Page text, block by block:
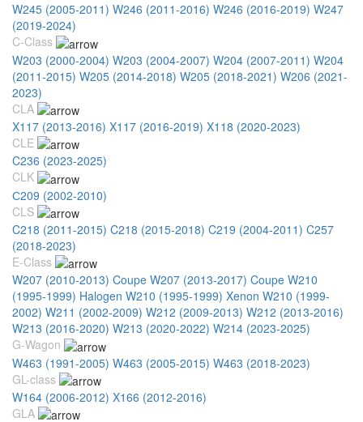
W245 (2005-2011) W246 (2011-2016) W246 (2016-2019) W247
(2019-2024)
C-Class
W203 (2000-2004) W203 (2004-2007) W204 (2007-2011) W204
(2011-2015) W205 (2014-2018) W205 (2018-2021) W206 (2021-
2023)
CLA
X117 (2013-2016) X117 (2016-2019) X118 (2020-2023)
CLE
C236 (2023-2025)
CLK
С209 (2002-2010)
CLS
C218 (2011-2015) C218 (2015-2018) C219 (2004-2011) C257
(2018-2023)
E-Class
W207 (2010-2013) Coupe W207 (2013-2017) Coupe W210
(1995-1999) Halogen W210 (1995-1999) Xenon W210 (1999-
2002) W211 (2002-2009) W212 (2009-2013) W212 (2013-2016)
W213 (2016-2020) W213 (2020-2022) W214 (2023-2025)
G-Wagon
W463 (1991-2005) W463 (2005-2015) W463 (2018-2023)
GL-class
W164 (2006-2012) X166 (2012-2016)
GLA